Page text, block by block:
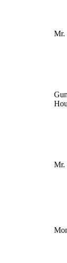
Mr.
Mr.